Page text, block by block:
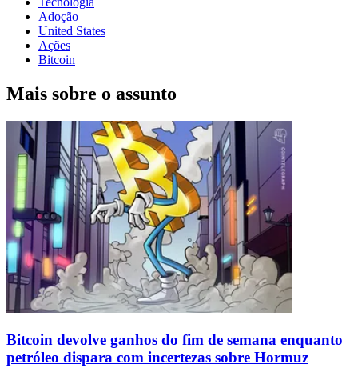
Adoção
United States
Ações
Bitcoin
Mais sobre o assunto
Bitcoin devolve ganhos do fim de semana enquanto
petróleo dispara com incertezas sobre Hormuz